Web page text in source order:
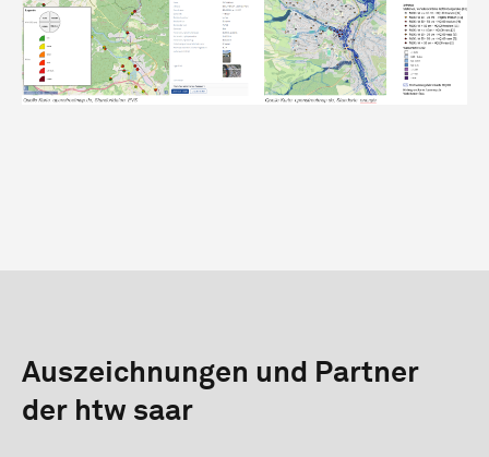
Auszeichnungen und Partner
der htw saar